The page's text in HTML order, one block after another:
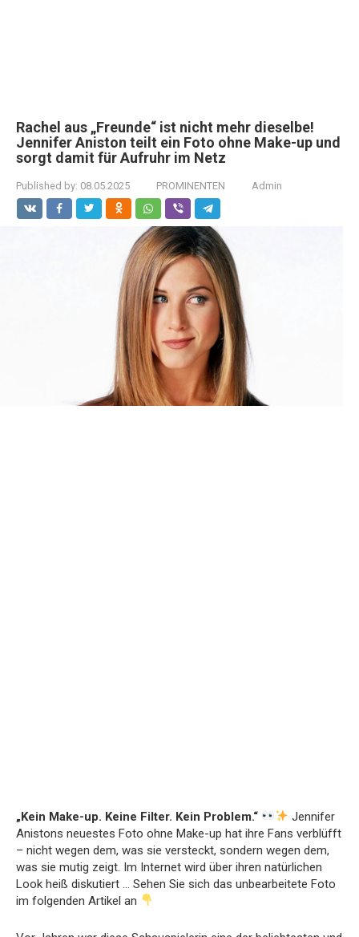
Rachel aus „Freunde“ ist nicht mehr dieselbe!
Jennifer Aniston teilt ein Foto ohne Make-up und
sorgt damit für Aufruhr im Netz
Published by: 08.05.2025 PROMINENTEN Admin
„Kein Make-up. Keine Filter. Kein Problem.“
Jennifer
Anistons neuestes Foto ohne Make-up hat ihre Fans verblüfft
– nicht wegen dem, was sie versteckt, sondern wegen dem,
was sie mutig zeigt. Im Internet wird über ihren natürlichen
Look heiß diskutiert … Sehen Sie sich das unbearbeitete Foto
im folgenden Artikel an